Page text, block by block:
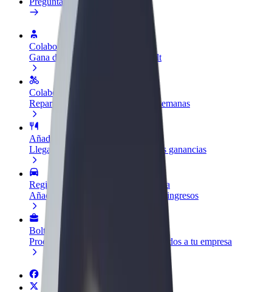
Colaborar como conductor
Gana dinero colaborando con Bolt
Colaborar como repartidor
Reparte comida y cobra todas las semanas
Añadir un restaurante o tienda
Llega a más clientes y maximiza tus ganancias
Registrarse como propietario de flota
Añade tu flota a Bolt y potencia tus ingresos
Bolt para empresas
Productos y servicios de Bolt adaptados a tu empresa